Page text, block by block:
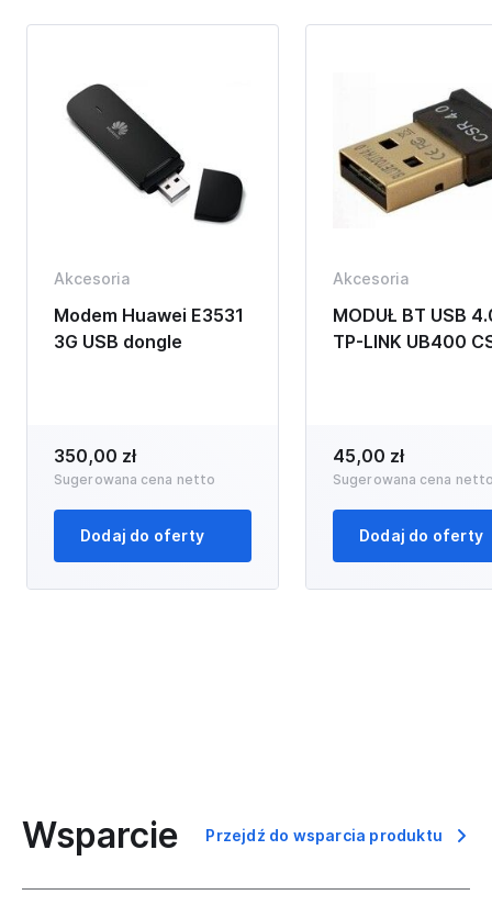
Akcesoria
Modem Huawei E3531
3G USB dongle
350,00 zł
Sugerowana cena netto
Dodaj do oferty
Akcesoria
MODUŁ BT USB
TP-LINK UB400
45,00 zł
Sugerowana cena
Dodaj do oferty
Wsparcie Przejdź do wsparcia produktu